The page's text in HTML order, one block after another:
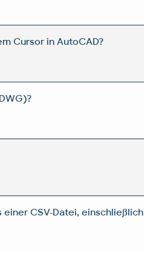
Cursor in AutoCAD?
CSV-Datei, einschließlich